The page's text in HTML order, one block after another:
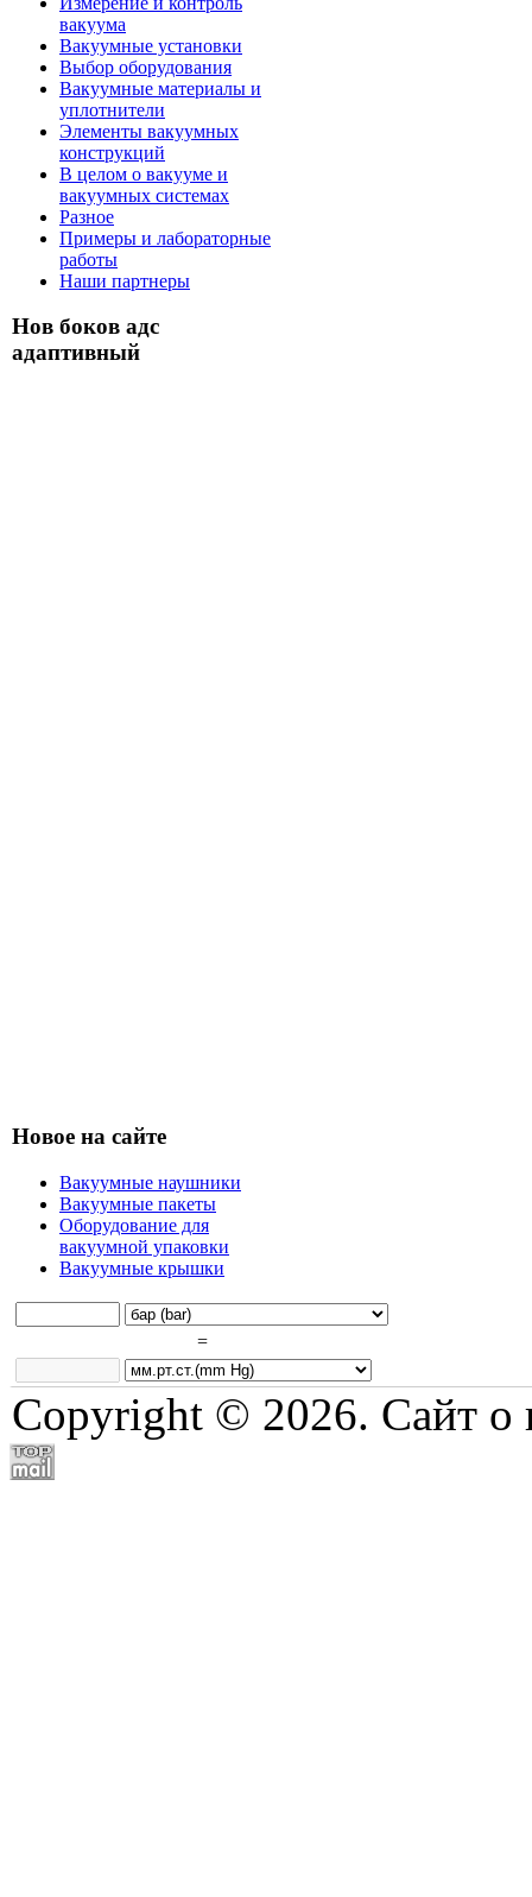
вакуума
Вакуумные установки
Выбор оборудования
Вакуумные материалы и
уплотнители
Элементы вакуумных
конструкций
В целом о вакууме и
вакуумных системах
Разное
Примеры и лабораторные
работы
Наши партнеры
Нов боков адс
адаптивный
Новое на сайте
Вакуумные наушники
Вакуумные пакеты
Оборудование для
вакуумной упаковки
Вакуумные крышки
=
Copyright © 2026. Сайт о